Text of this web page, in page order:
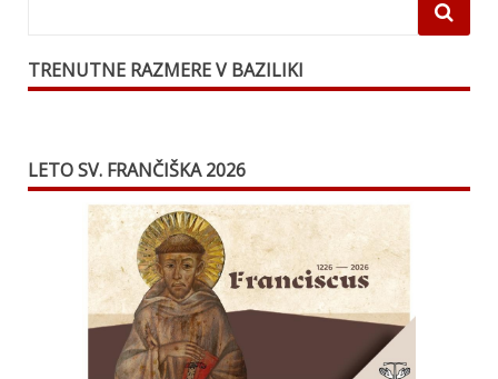
TRENUTNE RAZMERE V BAZILIKI
LETO SV. FRANČIŠKA 2026